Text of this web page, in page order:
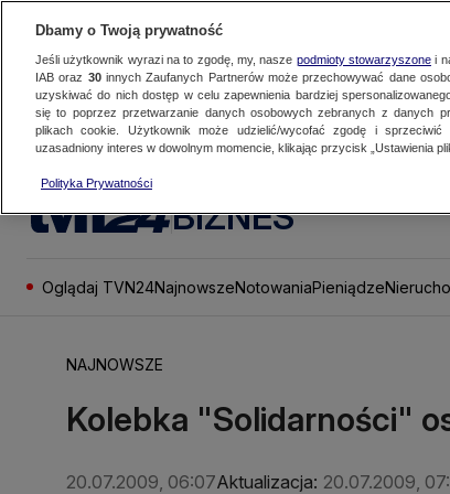
BIZNES
Oglądaj TVN24NajnowszeNotowaniaPieniądze
NAJNOWSZE
Kolebka "Solidarności"
20.07.2009, 06:07Aktualizacja: 20.07.2009,
Dbamy o Twoją prywatność
Jeśli użytkownik wyrazi na to zgodę, my, nasze podmioty stowarzyszonei
IAB oraz 30innych Zaufanych Partnerów może przechowywać dane
uzyskiwać do nich dostęp w celu zapewnienia bardziej
się to poprzez przetwarzanie danych osobowych zebranych z danych
plikach cookie. Użytkownik może udzielić/wycofać zgodę i
uzasadniony interes w dowolnym momencie, klikając przycisk „Ustawienia
Polityka Prywatności